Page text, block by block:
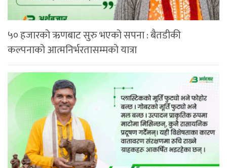
५० हजारको ऋणबाट सुरु भएको सपना : बैतडीकी
कल्पनाको आत्मनिर्भरतासम्मको यात्रा